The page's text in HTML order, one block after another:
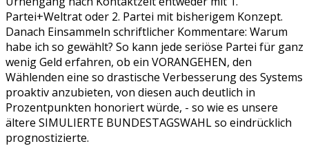
Partei+Weltrat oder 2. Partei mit bisherigem Konzept.
Danach Einsammeln schriftlicher Kommentare: Warum
habe ich so gewählt? So kann jede seriöse Partei für ganz
wenig Geld erfahren, ob ein VORANGEHEN, den
Wählenden eine so drastische Verbesserung des Systems
proaktiv anzubieten, von diesen auch deutlich in
Prozentpunkten honoriert würde, - so wie es unsere
ältere SIMULIERTE BUNDESTAGSWAHL so eindrücklich
prognostizierte.